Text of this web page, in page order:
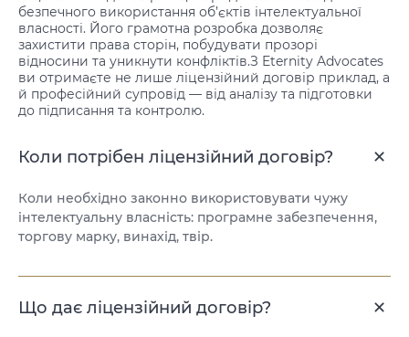
безпечного використання об’єктів інтелектуальної
власності. Його грамотна розробка дозволяє
захистити права сторін, побудувати прозорі
відносини та уникнути конфліктів.З Eternity Advocates
ви отримаєте не лише ліцензійний договір приклад, а
й професійний супровід — від аналізу та підготовки
до підписання та контролю.
Коли потрібен ліцензійний договір?
Коли необхідно законно використовувати чужу
інтелектуальну власність: програмне забезпечення,
торгову марку, винахід, твір.
Що дає ліцензійний договір?